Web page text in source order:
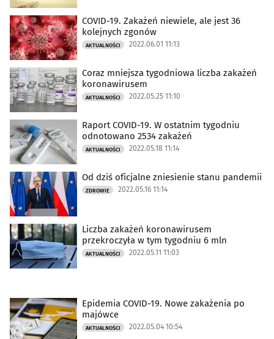
COVID-19. Zakażeń niewiele, ale jest 36
kolejnych zgonów
AKTUALNOŚCI 2022.06.01 11:13
Coraz mniejsza tygodniowa liczba zakażeń
koronawirusem
AKTUALNOŚCI 2022.05.25 11:10
Raport COVID-19. W ostatnim tygodniu
odnotowano 2534 zakażeń
AKTUALNOŚCI 2022.05.18 11:14
Od dziś oficjalne zniesienie stanu pandemii
ZDROWIE 2022.05.16 11:14
Liczba zakażeń koronawirusem
przekroczyła w tym tygodniu 6 mln
AKTUALNOŚCI 2022.05.11 11:03
Epidemia COVID-19. Nowe zakażenia po
majówce
AKTUALNOŚCI 2022.05.04 10:54